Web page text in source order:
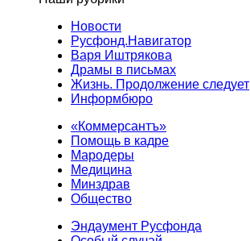
Новости
Русфонд.Навигатор
Варя Иштрякова
Драмы в письмах
Жизнь. Продолжение следует
Информбюро
«Коммерсантъ»
Помощь в кадре
Мародеры
Медицина
Минздрав
Общество
Эндаумент Русфонда